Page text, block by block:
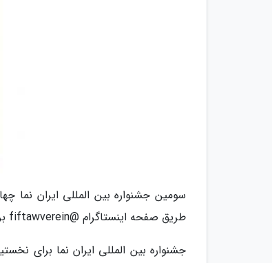
طریق صفحه اینستاگرام @fiftawverein برگزار می شود.
جشنواره بین المللی ایران نما برای